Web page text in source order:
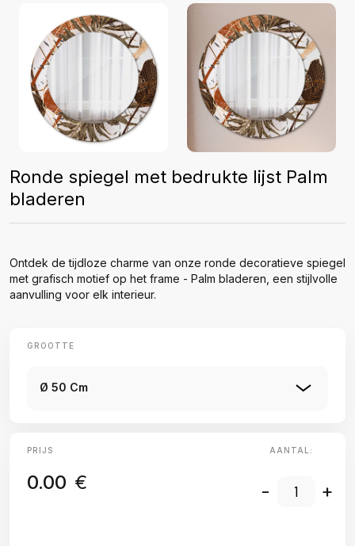
Ronde spiegel met bedrukte lijst Palm
bladeren
Ontdek de tijdloze charme van onze ronde decoratieve spiegel
met grafisch motief op het frame - Palm bladeren, een stijlvolle
aanvulling voor elk interieur.
GROOTTE
Ø 50 Cm
PRIJS
0.00 €
AANTAL:
- +